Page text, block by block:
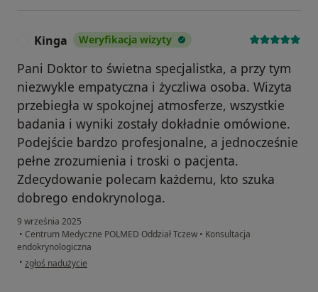
Kinga Weryfikacja wizyty
Pani Doktor to świetna specjalistka, a przy tym
niezwykle empatyczna i życzliwa osoba. Wizyta
przebiegła w spokojnej atmosferze, wszystkie
badania i wyniki zostały dokładnie omówione.
Podejście bardzo profesjonalne, a jednocześnie
pełne zrozumienia i troski o pacjenta.
Zdecydowanie polecam każdemu, kto szuka
dobrego endokrynologa.
9 września 2025
• Centrum Medyczne POLMED Oddział Tczew • Konsultacja
endokrynologiczna
• w opinii użytkownika Kinga
zgłoś nadużycie